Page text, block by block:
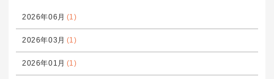
2026年06月 (1)
2026年03月 (1)
2026年01月 (1)